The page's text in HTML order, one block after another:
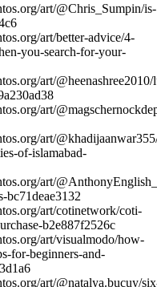
art/@Chris_Sumpin/is-
art/better-advice/4-
you-search-for-your-
art/
art/
art/
of-islamabad-
art/
bc71deae3132
art/cotinetwork/coti-
b2e887f2526c
art/visualmodo/how-
for-beginners-and-
art/@natalya.bucuy/